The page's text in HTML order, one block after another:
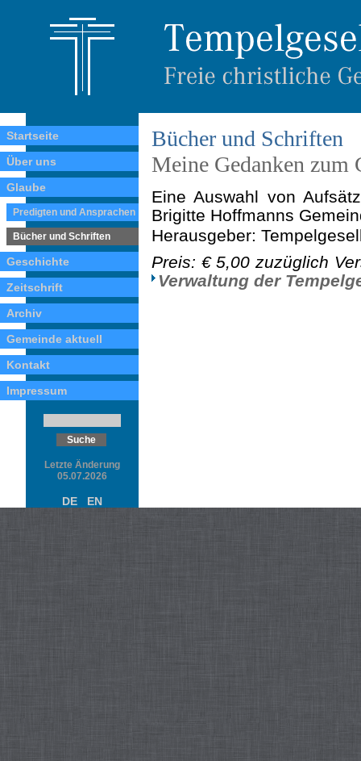
Startseite
Über uns
Glaube
Predigten und Ansprachen
Bücher und Schriften
Geschichte
Zeitschrift
Archiv
Gemeinde aktuell
Kontakt
Impressum
Letzte Änderung
05.07.2026
Bücher und Schriften
Meine Gedanken zum
Eine Auswahl von
Brigitte Hoffmanns
Herausgeber:
Preis: € 5,00 zuzüglich
Verwaltung der
DE EN